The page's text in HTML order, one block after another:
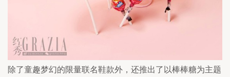
除了童趣梦幻的限量联名鞋款外，还推出了以棒棒糖为主题